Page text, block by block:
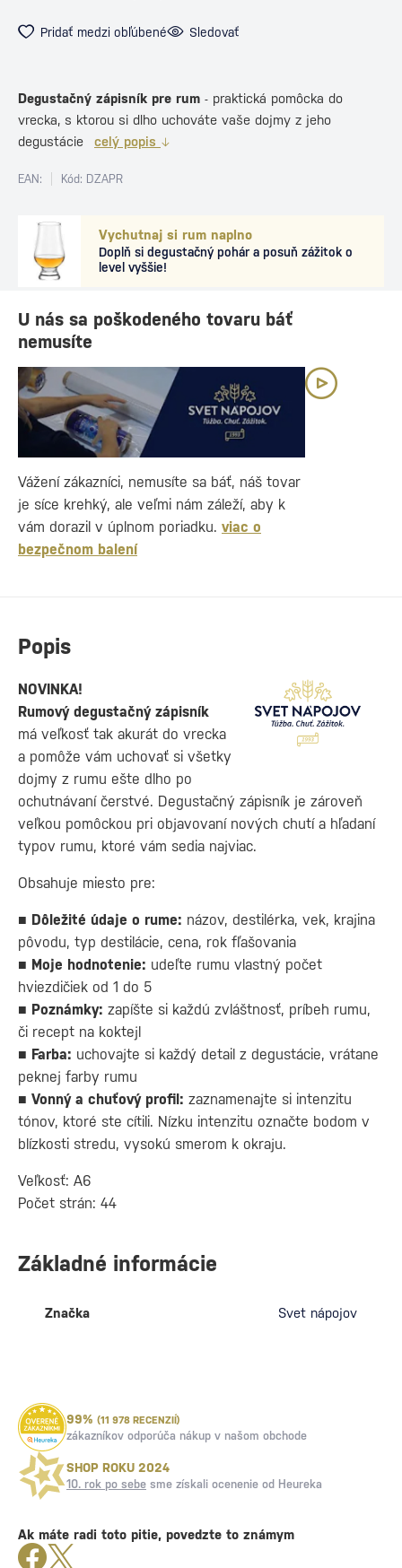
Pridať medzi obľúbené Sledovať
Vychutnaj si rum naplno
Doplň si degustačný pohár a posuň zážitok o
level vyššie!
Degustačný zápisník pre rum - praktická pomôcka do
vrecka, s ktorou si dlho uchováte vaše dojmy z jeho
degustácie
celý popis
EAN: Kód: DZAPR
Popis
NOVINKA!
Rumový degustačný zápisník
má veľkosť tak akurát do vrecka
a pomôže vám uchovať si všetky
dojmy z rumu ešte dlho po
ochutnávaní čerstvé. Degustačný zápisník je zároveň
veľkou pomôckou pri objavovaní nových chutí a hľadaní
typov rumu, ktoré vám sedia najviac.
Obsahuje miesto pre:
■ Dôležité údaje o rume: názov, destilérka, vek, krajina
pôvodu, typ destilácie, cena, rok fľašovania
■ Moje hodnotenie: udeľte rumu vlastný počet
hviezdičiek od 1 do 5
■ Poznámky: zapíšte si každú zvláštnosť, príbeh rumu,
či recept na koktejl
■ Farba: uchovajte si každý detail z degustácie, vrátane
peknej farby rumu
■ Vonný a chuťový profil: zaznamenajte si intenzitu
tónov, ktoré ste cítili. Nízku intenzitu označte bodom v
blízkosti stredu, vysokú smerom k okraju.
Veľkosť: A6
Počet strán: 44
U nás sa poškodeného tovaru báť
nemusíte
Vážení zákazníci, nemusíte sa báť, náš tovar
je síce krehký, ale veľmi nám záleží, aby k
vám dorazil v úplnom poriadku. viac o
bezpečnom balení
Základné informácie
Značka Svet nápojov
99% (11 978 RECENZIÍ)
zákazníkov odporúča nákup v našom obchode
SHOP ROKU 2024
10. rok po sebe sme získali ocenenie od Heureka
Ak máte radi toto pitie, povedzte to známym